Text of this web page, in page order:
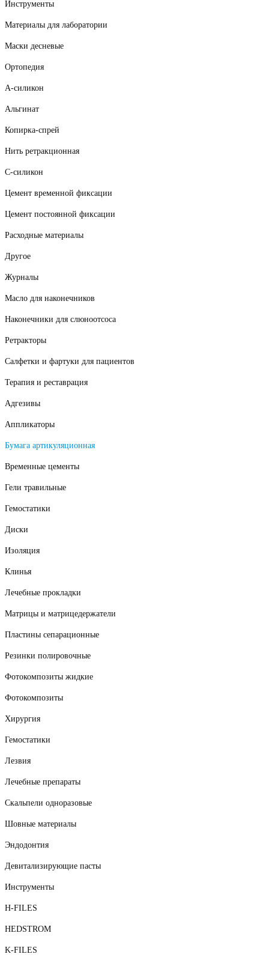
Инструменты
Материалы для лаборатории
Маски десневые
Ортопедия
А-силикон
Альгинат
Копирка-спрей
Нить ретракционная
С-силикон
Цемент временной фиксации
Цемент постоянной фиксации
Расходные материалы
Другое
Журналы
Масло для наконечников
Наконечники для слюноотсоса
Ретракторы
Салфетки и фартуки для пациентов
Терапия и реставрация
Адгезивы
Аппликаторы
Бумага артикуляционная
Временные цементы
Гели травильные
Гемостатики
Диски
Изоляция
Клинья
Лечебные прокладки
Матрицы и матрицедержатели
Пластины сепарационные
Резинки полировочные
Фотокомпозиты жидкие
Фотокомпозиты
Хирургия
Гемостатики
Лезвия
Лечебные препараты
Скальпели одноразовые
Шовные материалы
Эндодонтия
Девитализирующие пасты
Инструменты
H-FILES
HEDSTROM
K-FILES